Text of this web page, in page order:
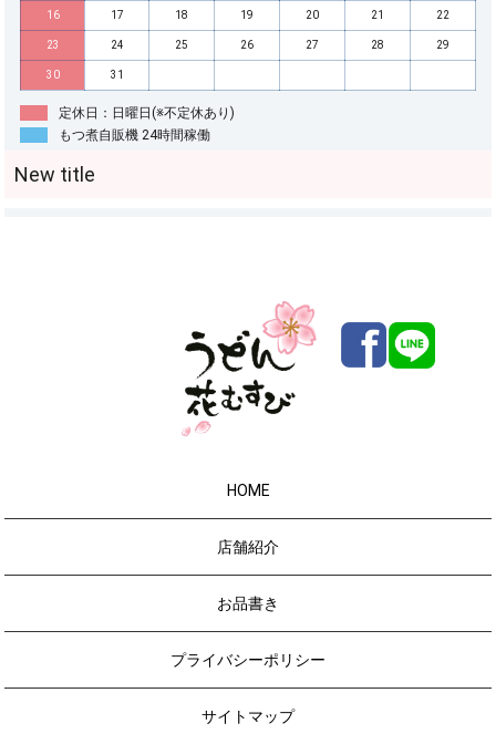
16 17 18 19 20 21 22
23 24 25 26 27 28 29
30 31
定休日：日曜日(※不定休あり)
もつ煮自販機 24時間稼働
HOME
店舗紹介
お品書き
プライバシーポリシー
サイトマップ